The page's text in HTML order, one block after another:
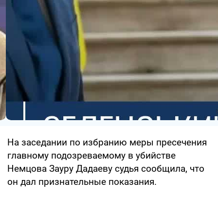
На заседании по избранию меры пресечения
главному подозреваемому в убийстве
Немцова Зауру Дадаеву судья сообщила, что
он дал признательные показания.